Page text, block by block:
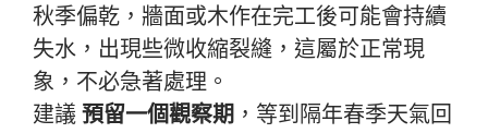
秋季偏乾，牆面或木作在完工後可能會持續
失水，出現些微收縮裂縫，這屬於正常現
象，不必急著處理。
建議 預留一個觀察期 ，等到隔年春季天氣回